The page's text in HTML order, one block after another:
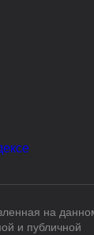
на
и публичной